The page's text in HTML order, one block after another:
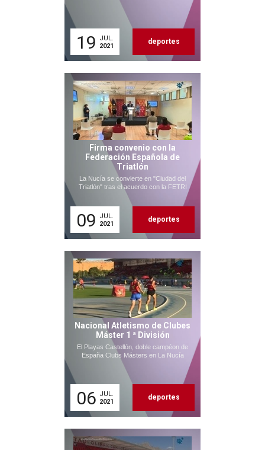
19
JUL.
2021
deportes
Firma convenio con la
Federación Española de
Triatlón
La Nucía se convierte en "Ciudad del
Triatlón" tras el acuerdo con la FETRI
09
JUL.
2021
deportes
Nacional Atletismo de Clubes
Máster 1 ª División
El Playas Castellón, doble campéon de
España Clubs Másters en La Nucía
06 JUL.
2021
deportes